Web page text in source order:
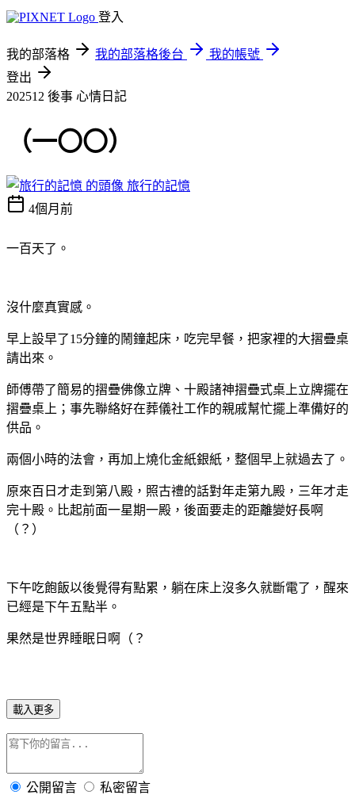
登入
我的部落格 我的部落格後台
我的帳號
登出
202512 後事 心情日記
（一〇〇）
旅行的記憶
4個月前
一百天了。
沒什麼真實感。
早上設早了15分鐘的鬧鐘起床，吃完早餐，把家裡的大摺疊桌
請出來。
師傅帶了簡易的摺疊佛像立牌、十殿諸神摺疊式桌上立牌擺在
摺疊桌上；事先聯絡好在葬儀社工作的親戚幫忙擺上準備好的
供品。
兩個小時的法會，再加上燒化金紙銀紙，整個早上就過去了。
原來百日才走到第八殿，照古禮的話對年走第九殿，三年才走
完十殿。比起前面一星期一殿，後面要走的距離變好長啊
（？）
下午吃飽飯以後覺得有點累，躺在床上沒多久就斷電了，醒來
已經是下午五點半。
果然是世界睡眠日啊（？
載入更多
公開留言 私密留言